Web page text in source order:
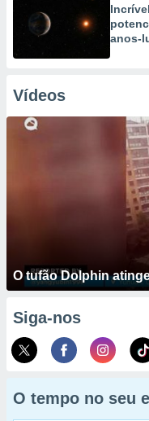
anos-
Vídeos
O tufão Dolphin
Siga-nos
O tempo no seu